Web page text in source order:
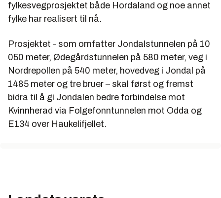
fylkesvegprosjektet både Hordaland og noe annet
fylke har realisert til nå.
Prosjektet - som omfatter Jondalstunnelen på 10
050 meter, Ødegårdstunnelen på 580 meter, veg i
Nordrepollen på 540 meter, hovedveg i Jondal på
1485 meter og tre bruer – skal først og fremst
bidra til å gi Jondalen bedre forbindelse mot
Kvinnherad via Folgefonntunnelen mot Odda og
E134 over Haukelifjellet.